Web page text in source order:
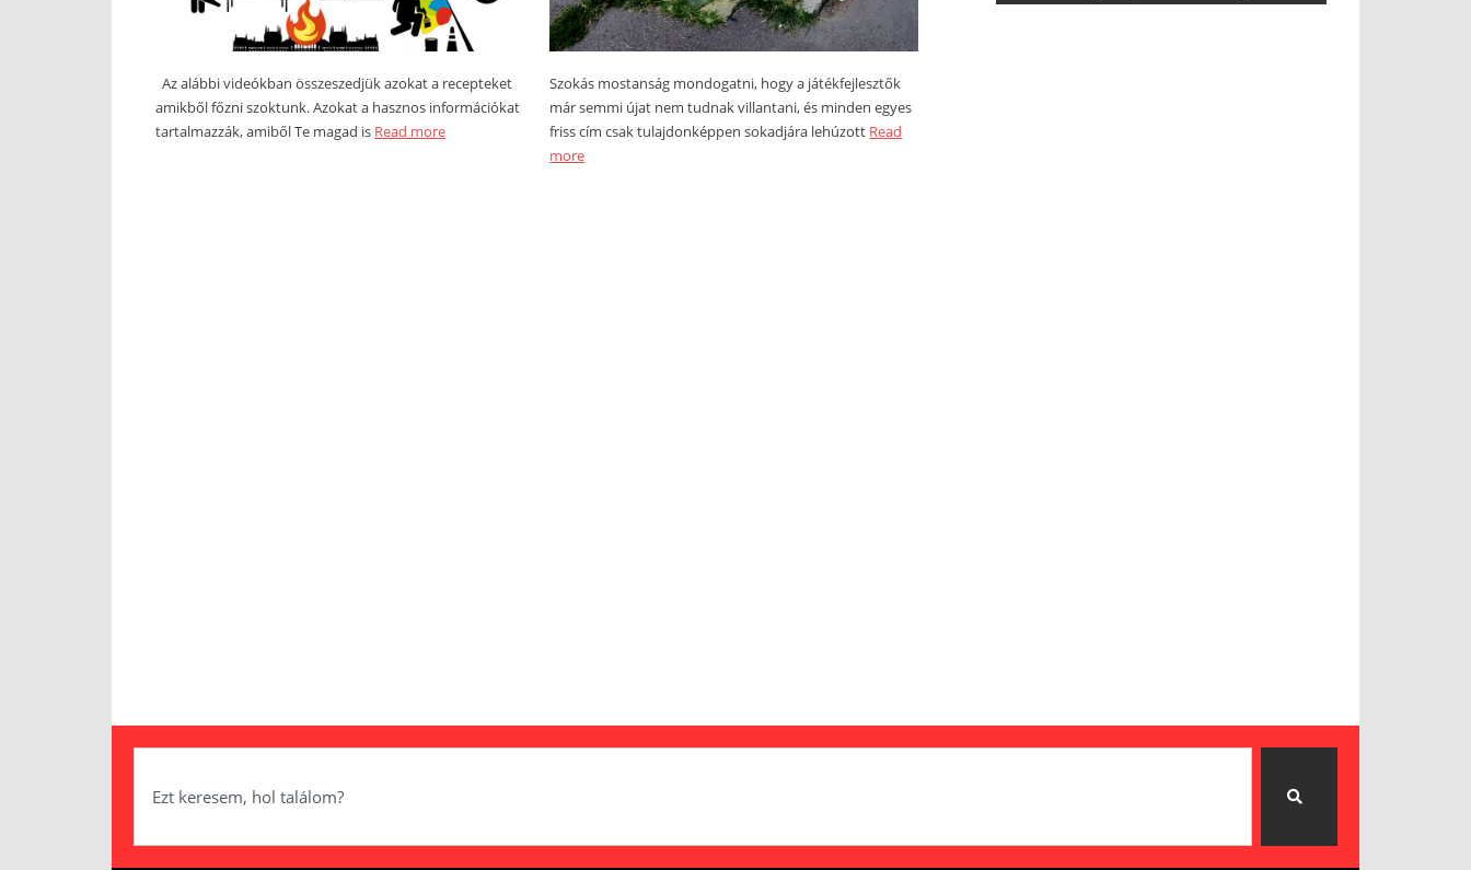
Az alábbi videókban összeszedjük azokat a recepteket
amikből főzni szoktunk. Azokat a hasznos információkat
tartalmazzák, amiből Te magad is Read more
Szokás mostanság mondogatni, hogy a játékfejlesztők
már semmi újat nem tudnak villantani, és minden egyes
friss cím csak tulajdonképpen sokadjára lehúzott Read
more